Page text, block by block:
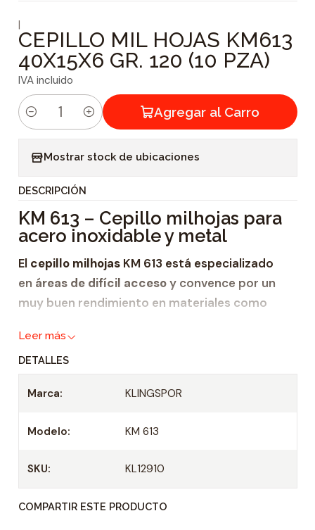
|
CEPILLO MIL HOJAS KM613
40X15X6 GR. 120 (10 PZA)
IVA incluido
C
i
d
a
d
Agregar al Carro
Mostrar stock de ubicaciones
DESCRIPCIÓN
KM 613 – Cepillo milhojas para
acero inoxidable y metal
El cepillo milhojasKM 613 está especializado
en áreas de difícil accesoy convence por un
muy buen rendimiento en materiales como
acero inoxidable
metal
madera y
plástico.
Este pequeño cepillo milhojas
taladros con regulación de velocidad. Entre las
particularidades del modelo KM 613 se
encuentran la estructura blanda y adaptable de
Leer más
DETALLES
Marca: KLINGSPOR
Modelo: KM 613
SKU: KL12910
COMPARTIR ESTE PRODUCTO